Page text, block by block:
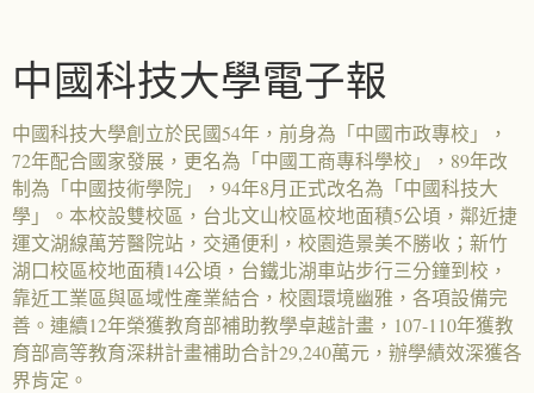
中國科技大學電子報
中國科技大學創立於民國54年，前身為「中國市政專校」，
72年配合國家發展，更名為「中國工商專科學校」，89年改
制為「中國技術學院」，94年8月正式改名為「中國科技大
學」。本校設雙校區，台北文山校區校地面積5公頃，鄰近捷
運文湖線萬芳醫院站，交通便利，校園造景美不勝收；新竹
湖口校區校地面積14公頃，台鐵北湖車站步行三分鐘到校，
靠近工業區與區域性產業結合，校園環境幽雅，各項設備完
善。連續12年榮獲教育部補助教學卓越計畫，107-110年獲教
育部高等教育深耕計畫補助合計29,240萬元，辦學績效深獲各
界肯定。